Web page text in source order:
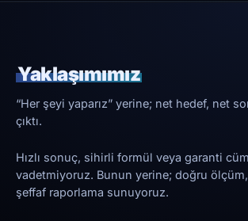
Yaklaşımımız
“Her şeyi yaparız” yerine; net hedef, net
çıktı.
Hızlı sonuç, sihirli formül veya garanti
vadetmiyoruz. Bunun yerine; doğru
şeffaf raporlama sunuyoruz.